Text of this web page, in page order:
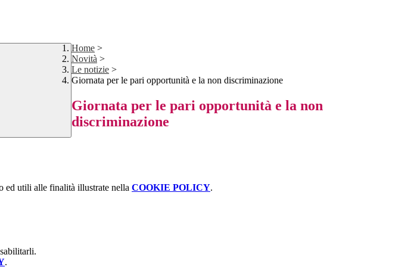
Home >
Novità >
Le notizie >
Giornata per le pari opportunità e la non discriminazione
Giornata per le pari opportunità e la non
discriminazione
ed utili alle finalità illustrate nella COOKIE POLICY.
.